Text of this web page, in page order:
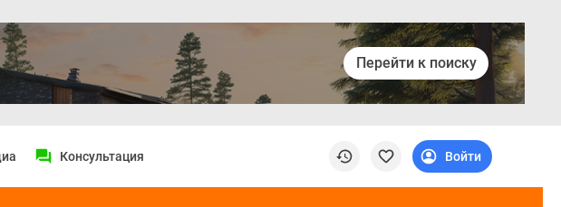
Перейти к поиску
Консультация Войти